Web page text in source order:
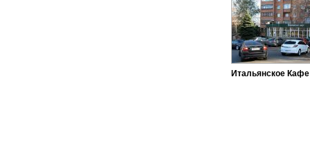
Итальянское Кафе